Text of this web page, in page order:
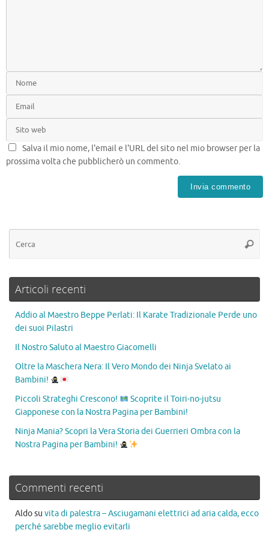
Salva il mio nome, l'email e l'URL del sito nel mio browser per la
prossima volta che pubblicherò un commento.
Articoli recenti
Addio al Maestro Beppe Perlati: Il Karate Tradizionale Perde uno
dei suoi Pilastri
Il Nostro Saluto al Maestro Giacomelli
Oltre la Maschera Nera: Il Vero Mondo dei Ninja Svelato ai
Bambini!
Piccoli Strateghi Crescono!
Scoprite il Toiri-no-jutsu
Giapponese con la Nostra Pagina per Bambini!
Ninja Mania? Scopri la Vera Storia dei Guerrieri Ombra con la
Nostra Pagina per Bambini!
Commenti recenti
Aldosu vita di palestra – Asciugamani elettrici ad aria calda, ecco
perché sarebbe meglio evitarli